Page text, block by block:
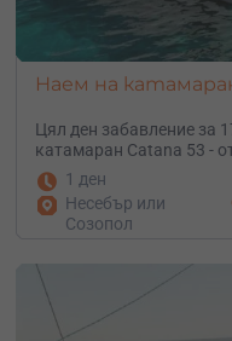
Наем на
Цял ден забавление за
катамаран Catana 53 -
1 ден
Несебър или
Созопол